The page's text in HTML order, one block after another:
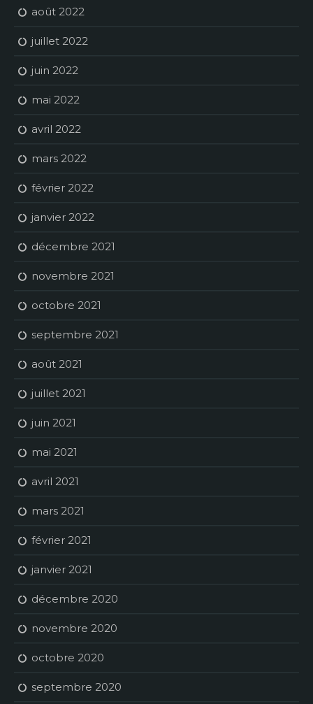
août 2022
juillet 2022
juin 2022
mai 2022
avril 2022
mars 2022
février 2022
janvier 2022
décembre 2021
novembre 2021
octobre 2021
septembre 2021
août 2021
juillet 2021
juin 2021
mai 2021
avril 2021
mars 2021
février 2021
janvier 2021
décembre 2020
novembre 2020
octobre 2020
septembre 2020